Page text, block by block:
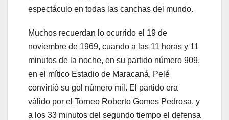
espectáculo en todas las canchas del mundo.
Muchos recuerdan lo ocurrido el 19 de
noviembre de 1969, cuando a las 11 horas y 11
minutos de la noche, en su partido número 909,
en el mítico Estadio de Maracaná, Pelé
convirtió su gol número mil. El partido era
válido por el Torneo Roberto Gomes Pedrosa, y
a los 33 minutos del segundo tiempo el defensa